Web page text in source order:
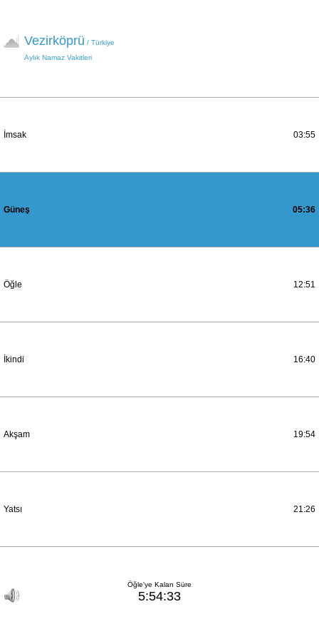
Vezirköprü / Türkiye
Aylık Namaz Vakitleri
İmsak 03:55
Güneş 05:36
Öğle 12:51
İkindi 16:40
Akşam 19:54
Yatsı 21:26
Öğle'ye Kalan Süre
5:54:33